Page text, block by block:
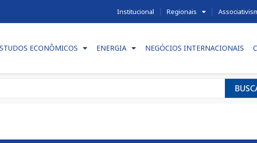
Institucional Regionais
ECONÔMICOS ENERGIA NEGÓCIOS INTERNACIONAIS